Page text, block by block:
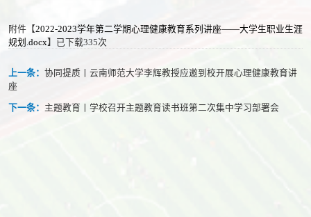
附件【2022-2023学年第二学期心理健康教育系列讲座——大学生职业生涯
规划.docx】已下载335次
上一条： 协同提质丨云南师范大学李辉教授应邀到校开展心理健康教育讲
座
下一条： 主题教育丨学校召开主题教育读书班第二次集中学习部署会